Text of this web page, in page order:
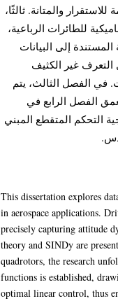
والمتانة. ثالثًا،
للطائرات الرباعية،
إلى البيانات
غير الكثيف
في الفصل الثالث، يتم
الفصل الرابع في
التحكم المتقطع المبني
This dissertation explores
in aerospace applications.
precisely capturing attitude
theory and SINDy are
quadrotors, the research
functions is established,
optimal linear control, thus